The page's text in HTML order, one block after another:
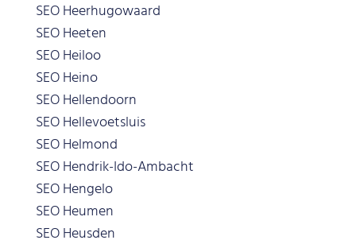
SEO Heerhugowaard
SEO Heeten
SEO Heiloo
SEO Heino
SEO Hellendoorn
SEO Hellevoetsluis
SEO Helmond
SEO Hendrik-Ido-Ambacht
SEO Hengelo
SEO Heumen
SEO Heusden